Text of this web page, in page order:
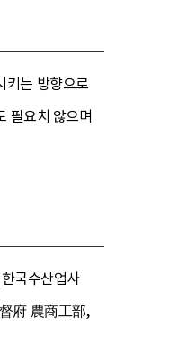
키는 방향으로
필요치 않으며
국수산업사
府 農商工部,